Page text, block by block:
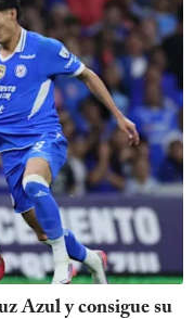
Azul y consigue su